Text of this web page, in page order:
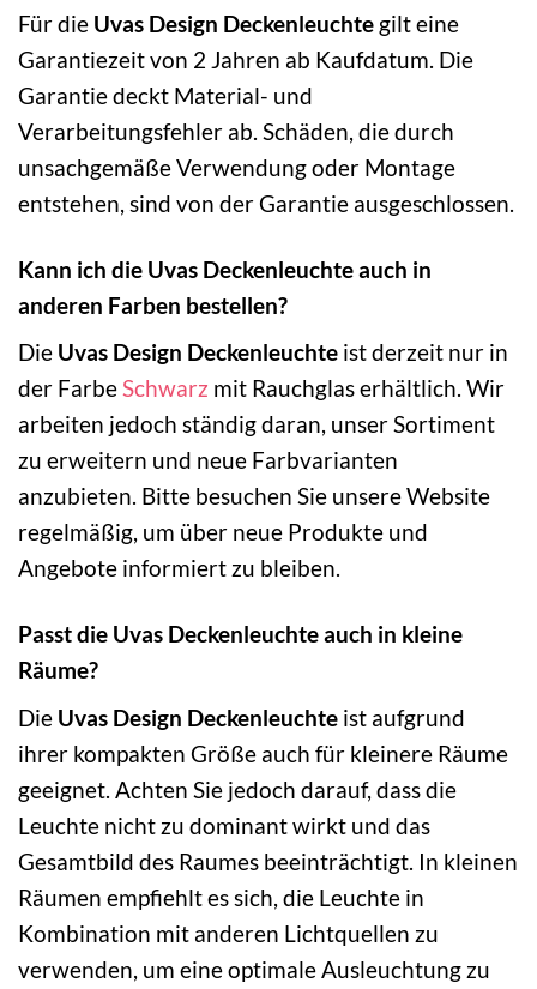
Für die Uvas Design Deckenleuchte gilt eine
Garantiezeit von 2 Jahren ab Kaufdatum. Die
Garantie deckt Material- und
Verarbeitungsfehler ab. Schäden, die durch
unsachgemäße Verwendung oder Montage
entstehen, sind von der Garantie ausgeschlossen.
Kann ich die Uvas Deckenleuchte auch in
anderen Farben bestellen?
Die Uvas Design Deckenleuchte ist derzeit nur in
der FarbeSchwarz mit Rauchglas erhältlich. Wir
arbeiten jedoch ständig daran, unser Sortiment
zu erweitern und neue Farbvarianten
anzubieten. Bitte besuchen Sie unsere Website
regelmäßig, um über neue Produkte und
Angebote informiert zu bleiben.
Passt die Uvas Deckenleuchte auch in kleine
Räume?
Die Uvas Design Deckenleuchte ist aufgrund
ihrer kompakten Größe auch für kleinere Räume
geeignet. Achten Sie jedoch darauf, dass die
Leuchte nicht zu dominant wirkt und das
Gesamtbild des Raumes beeinträchtigt. In kleinen
Räumen empfiehlt es sich, die Leuchte in
Kombination mit anderen Lichtquellen zu
verwenden, um eine optimale Ausleuchtung zu